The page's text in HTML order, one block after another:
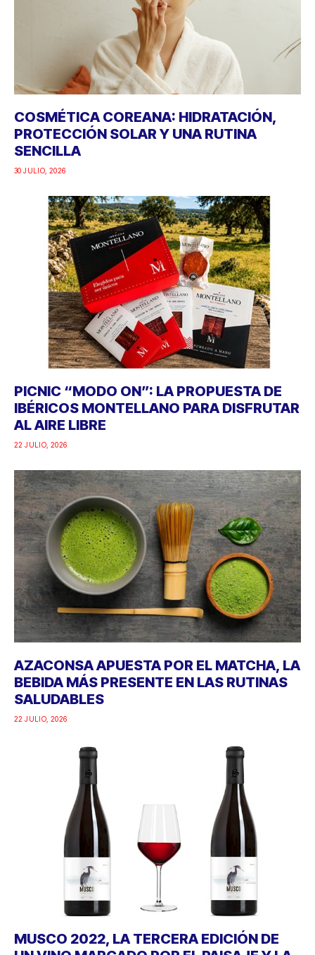
COSMÉTICA COREANA: HIDRATACIÓN,
PROTECCIÓN SOLAR Y UNA RUTINA
SENCILLA
30 JULIO, 2026
PICNIC “MODO ON”: LA PROPUESTA DE
IBÉRICOS MONTELLANO PARA DISFRUTAR
AL AIRE LIBRE
22 JULIO, 2026
AZACONSA APUESTA POR EL MATCHA, LA
BEBIDA MÁS PRESENTE EN LAS RUTINAS
SALUDABLES
22 JULIO, 2026
MUSCO 2022, LA TERCERA EDICIÓN DE